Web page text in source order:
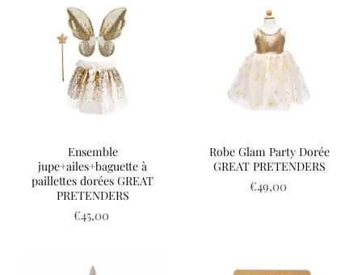
Ensemble
jupe+ailes+baguette à
paillettes dorées GREAT
PRETENDERS
€45,00
Robe Glam Party Dorée
GREAT PRETENDERS
€49,00